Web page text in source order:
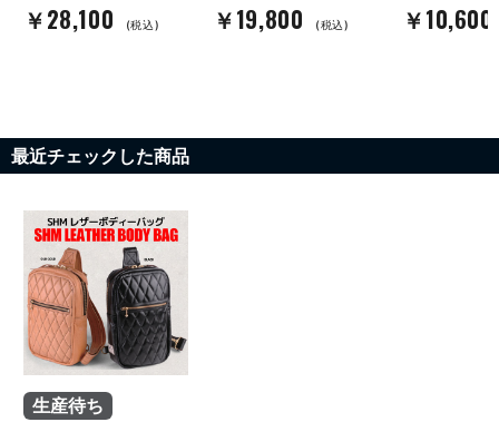
￥28,100 (税込) ￥19,800 (税込) ￥10,600
最近チェックした商品
生産待ち